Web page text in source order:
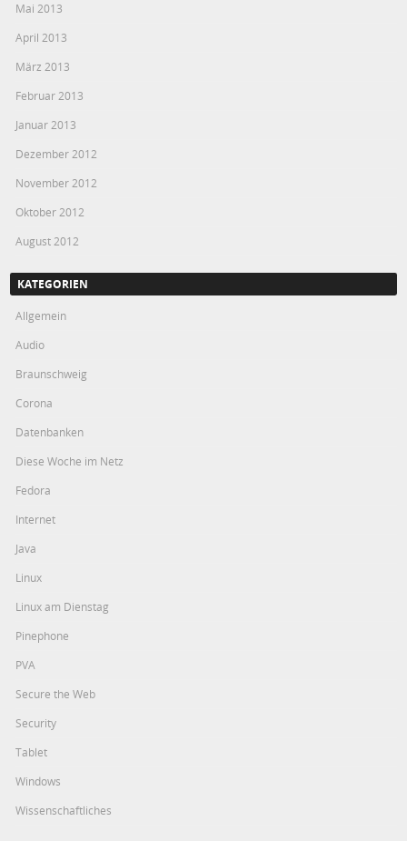
Mai 2013
April 2013
März 2013
Februar 2013
Januar 2013
Dezember 2012
November 2012
Oktober 2012
August 2012
KATEGORIEN
Allgemein
Audio
Braunschweig
Corona
Datenbanken
Diese Woche im Netz
Fedora
Internet
Java
Linux
Linux am Dienstag
Pinephone
PVA
Secure the Web
Security
Tablet
Windows
Wissenschaftliches